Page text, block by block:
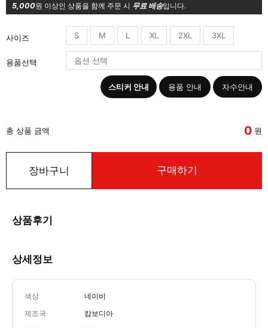
5,000원 이상인 상품을 함께 주문 시 무료 배송입니다.
사이즈 S M L XL 2XL 3XL
용품선택
스티커 안내 용품 안내 자수안내
총 상품 금액 0 원
장바구니 구매하기
상품후기
상세정보
색상 네이비
제조국 캄보디아